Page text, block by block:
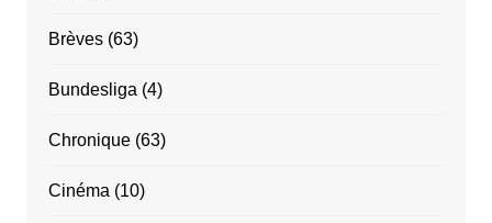
Brèves(63)
Bundesliga (4)
Chronique(63)
Cinéma (10)